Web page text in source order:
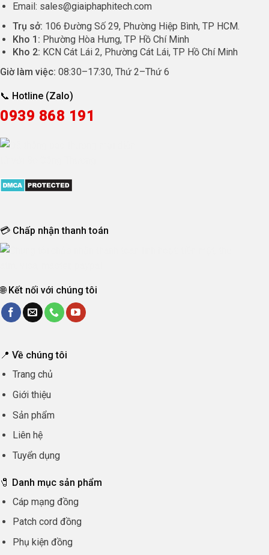
Email: sales@giaiphaphitech.com
Trụ sở: 106 Đường Số 29, Phường Hiệp Bình, TP HCM.
Kho 1: Phường Hòa Hưng, TP Hồ Chí Minh
Kho 2: KCN Cát Lái 2, Phường Cát Lái, TP Hồ Chí Minh
Giờ làm việc: 08:30–17:30, Thứ 2–Thứ 6
📞 Hotline (Zalo)
0939 868 191
💳 Chấp nhận thanh toán
🌐 Kết nối với chúng tôi
📍 Về chúng tôi
Trang chủ
Giới thiệu
Sản phẩm
Liên hệ
Tuyển dụng
🧷 Danh mục sản phẩm
Cáp mạng đồng
Patch cord đồng
Phụ kiện đồng